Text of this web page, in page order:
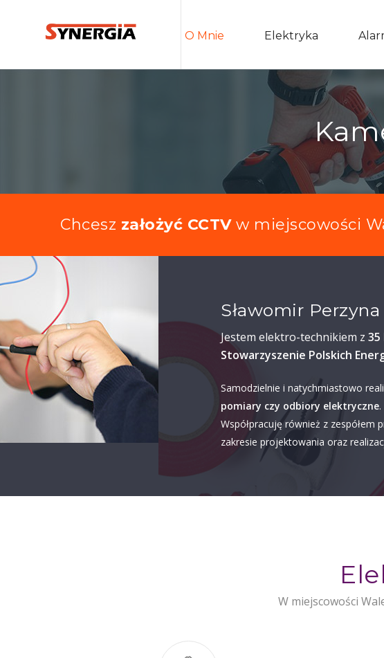
O Mnie Elektryka
Chcesz założyć CCTVw miejscowości
Sławomir
Jestem elektro-technikiem z
Stowarzyszenie Polskich
Samodzielnie i natychmiastowo
pomiary czy odbiory elektryczne.
Współpracuję również z
zakresie projektowania oraz
W miejscowości